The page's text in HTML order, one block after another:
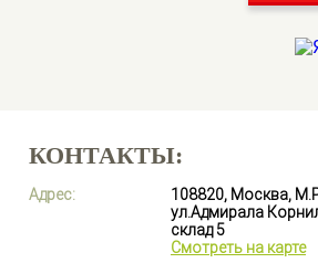
КОНТАКТЫ:
Адрес:
108820, Москва,
ул.Адмирала
склад 5
Смотреть на карте